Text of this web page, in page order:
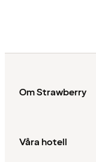
Om Strawberry
Våra hotell